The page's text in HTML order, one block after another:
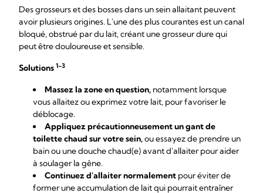
Des grosseurs et des bosses dans un sein allaitant peuvent
avoir plusieurs origines. L'une des plus courantes est un canal
bloqué, obstrué par du lait, créant une grosseur dure qui
peut être douloureuse et sensible.
Solutions 1–3
Massez la zone en question, notamment lorsque
vous allaitez ou exprimez votre lait, pour favoriser le
déblocage.
Appliquez précautionneusement un gant de
toilette chaud sur votre sein,ou essayez de prendre un
bain ou une douche chaud(e) avant d'allaiter pour aider
à soulager la gêne.
Continuez d'allaiter normalement pour éviter de
former une accumulation de lait qui pourrait entraîner